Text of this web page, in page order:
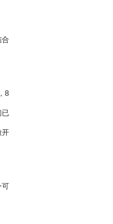
合
8
已
开
可